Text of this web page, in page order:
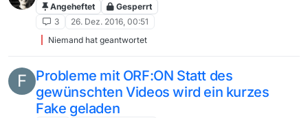
Angeheftet
Gesperrt
3
26. Dez. 2016, 00:51
Niemand hat geantwortet
F
Probleme mit ORF:ON Statt des
gewünschten Videos wird ein kurzes
Fake geladen